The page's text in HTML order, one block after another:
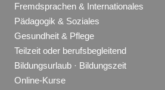
Fremdsprachen & Internationales
Pädagogik & Soziales
Gesundheit & Pflege
Teilzeit oder berufsbegleitend
Bildungsurlaub · Bildungszeit
Online-Kurse